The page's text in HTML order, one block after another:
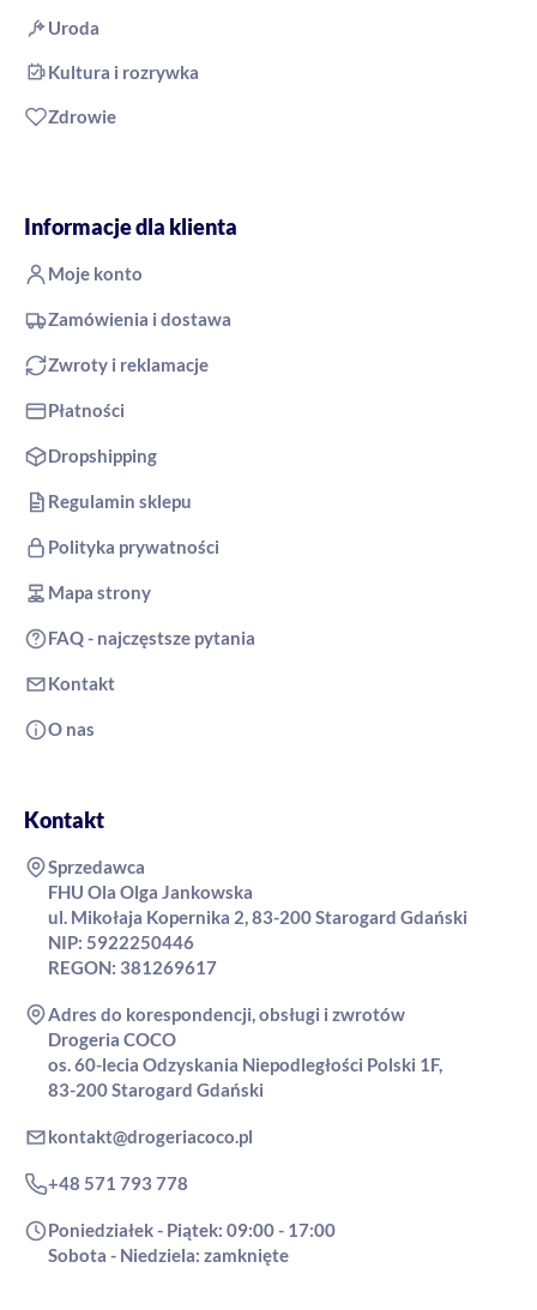
Uroda
Kultura i rozrywka
Zdrowie
Informacje dla klienta
Moje konto
Zamówienia i dostawa
Zwroty i reklamacje
Płatności
Dropshipping
Regulamin sklepu
Polityka prywatności
Mapa strony
FAQ - najczęstsze pytania
Kontakt
O nas
Kontakt
Sprzedawca
FHU Ola Olga Jankowska
ul. Mikołaja Kopernika 2, 83-200 Starogard Gdański
NIP: 5922250446
REGON: 381269617
Adres do korespondencji, obsługi i zwrotów
Drogeria COCO
os. 60-lecia Odzyskania Niepodległości Polski 1F,
83-200 Starogard Gdański
kontakt@drogeriacoco.pl
+48 571 793 778
Poniedziałek - Piątek: 09:00 - 17:00
Sobota - Niedziela: zamknięte